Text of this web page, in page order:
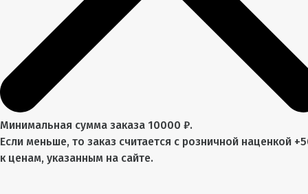
Минимальная сумма заказа 10000 ₽.
Если меньше, то заказ считается с розничной наценкой
к ценам, указанным на сайте.